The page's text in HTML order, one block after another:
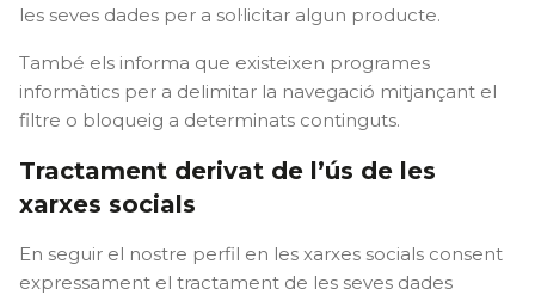
les seves dades per a sol·licitar algun producte.
També els informa que existeixen programes
informàtics per a delimitar la navegació mitjançant el
filtre o bloqueig a determinats continguts.
Tractament derivat de l’ús de les
xarxes socials
En seguir el nostre perfil en les xarxes socials consent
expressament el tractament de les seves dades